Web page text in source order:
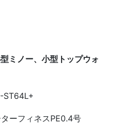
ミノー、小型トップウォ
ST64L+
ーフィネスPE0.4号